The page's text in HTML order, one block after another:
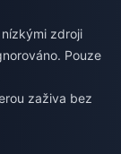
zdroji
Pouze
zaživa bez